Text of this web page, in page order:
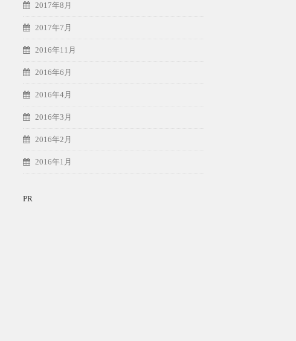
2017年8月
2017年7月
2016年11月
2016年6月
2016年4月
2016年3月
2016年2月
2016年1月
PR